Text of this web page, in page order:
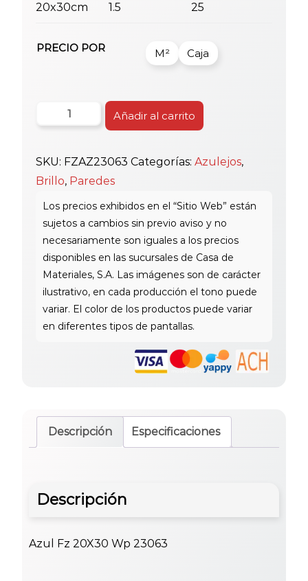
20x30cm 1.5 25
PRECIO POR M² Caja
Fz
Wp
23063
cantidad
Añadir al carrito
SKU: FZAZ23063 Categorías: Azulejos,
Brillo, Paredes
Descripción Especificaciones
Descripción
Azul Fz 20X30 Wp 23063